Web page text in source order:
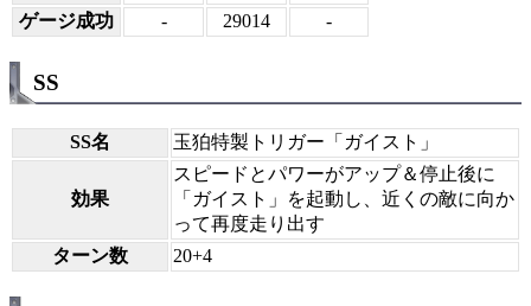
ゲージ成功 - 29014 -
SS
SS名 玉狛特製トリガー「ガイスト」
効果
スピードとパワーがアップ＆停止後に
「ガイスト」を起動し、近くの敵に向か
って再度走り出す
ターン数
20+4